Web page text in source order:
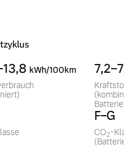
kWh/100km
F–G
CO2-